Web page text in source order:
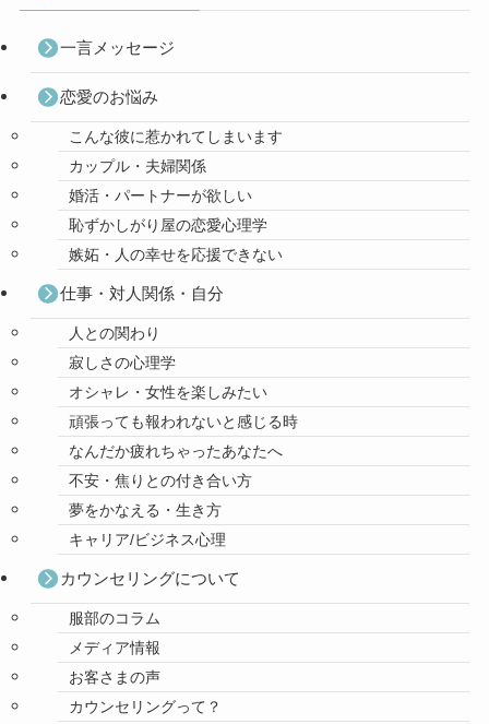
一言メッセージ
恋愛のお悩み
こんな彼に惹かれてしまいます
カップル・夫婦関係
婚活・パートナーが欲しい
恥ずかしがり屋の恋愛心理学
嫉妬・人の幸せを応援できない
仕事・対人関係・自分
人との関わり
寂しさの心理学
オシャレ・女性を楽しみたい
頑張っても報われないと感じる時
なんだか疲れちゃったあなたへ
不安・焦りとの付き合い方
夢をかなえる・生き方
キャリア/ビジネス心理
カウンセリングについて
服部のコラム
メディア情報
お客さまの声
カウンセリングって？